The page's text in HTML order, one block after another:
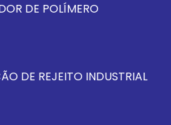
DE POLÍMERO
DE REJEITO INDUSTRIAL